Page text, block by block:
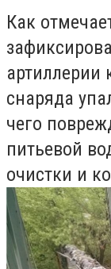
Как
снаряда
чего
питьевой
очистки и